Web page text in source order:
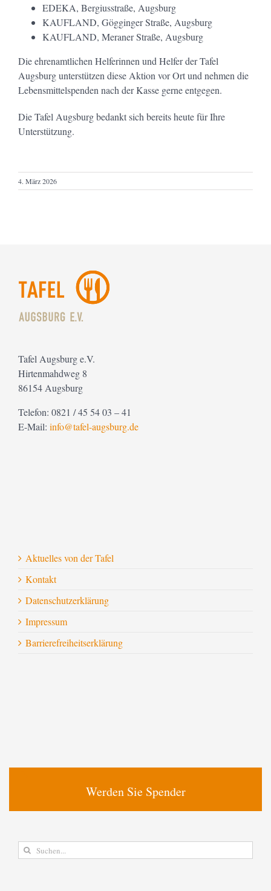
EDEKA, Bergiusstraße, Augsburg
KAUFLAND, Gögginger Straße, Augsburg
KAUFLAND, Meraner Straße, Augsburg
Die ehrenamtlichen Helferinnen und Helfer der Tafel
Augsburg unterstützen diese Aktion vor Ort und nehmen die
Lebensmittelspenden nach der Kasse gerne entgegen.
Die Tafel Augsburg bedankt sich bereits heute für Ihre
Unterstützung.
4. März 2026
Tafel Augsburg e.V.
Hirtenmahdweg 8
86154 Augsburg
Telefon: 0821 / 45 54 03 – 41
E-Mail: info@tafel-augsburg.de
Aktuelles von der Tafel
Kontakt
Datenschutzerklärung
Impressum
Barrierefreiheitserklärung
Werden Sie Spender
Suche
nach: